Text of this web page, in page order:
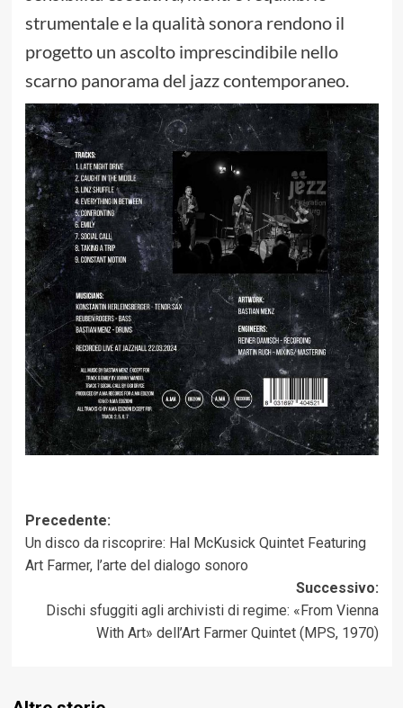
strumentale e la qualità sonora rendono il
progetto un ascolto imprescindibile nello
scarno panorama del jazz contemporaneo.
Navigazione
articolo
Precedente:
Un disco da riscoprire: Hal McKusick Quintet Featuring
Art Farmer, l’arte del dialogo sonoro
Successivo:
Dischi sfuggiti agli archivisti di regime: «From Vienna
With Art» dell’Art Farmer Quintet (MPS, 1970)